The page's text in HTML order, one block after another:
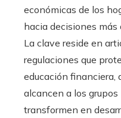
económicas de los
hacia decisiones
La clave reside en
regulaciones que
educación financiera,
alcancen a los
transformen en